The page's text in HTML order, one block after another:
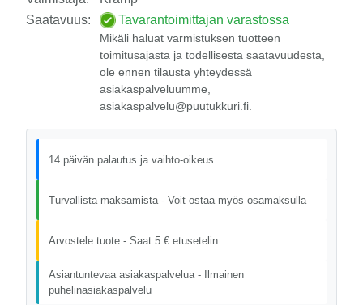
Saatavuus:
Tavarantoimittajan varastossa
Mikäli haluat varmistuksen tuotteen
toimitusajasta ja todellisesta saatavuudesta,
ole ennen tilausta yhteydessä
asiakaspalveluumme,
asiakaspalvelu@puutukkuri.fi.
14 päivän palautus ja vaihto-oikeus
Turvallista maksamista - Voit ostaa myös osamaksulla
Arvostele tuote - Saat 5 € etusetelin
Asiantuntevaa asiakaspalvelua - Ilmainen
puhelinasiakaspalvelu